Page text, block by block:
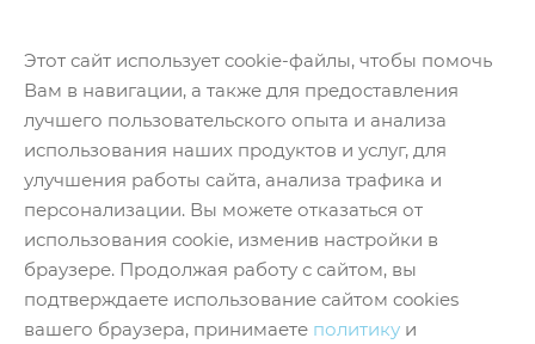
Этот сайт использует cookie-файлы, чтобы помочь
Вам в навигации, а также для предоставления
лучшего пользовательского опыта и анализа
использования наших продуктов и услуг, для
улучшения работы сайта, анализа трафика и
персонализации. Вы можете отказаться от
использования cookie, изменив настройки в
браузере. Продолжая работу с сайтом, вы
подтверждаете использование сайтом cookies
вашего браузера, принимаете политику и